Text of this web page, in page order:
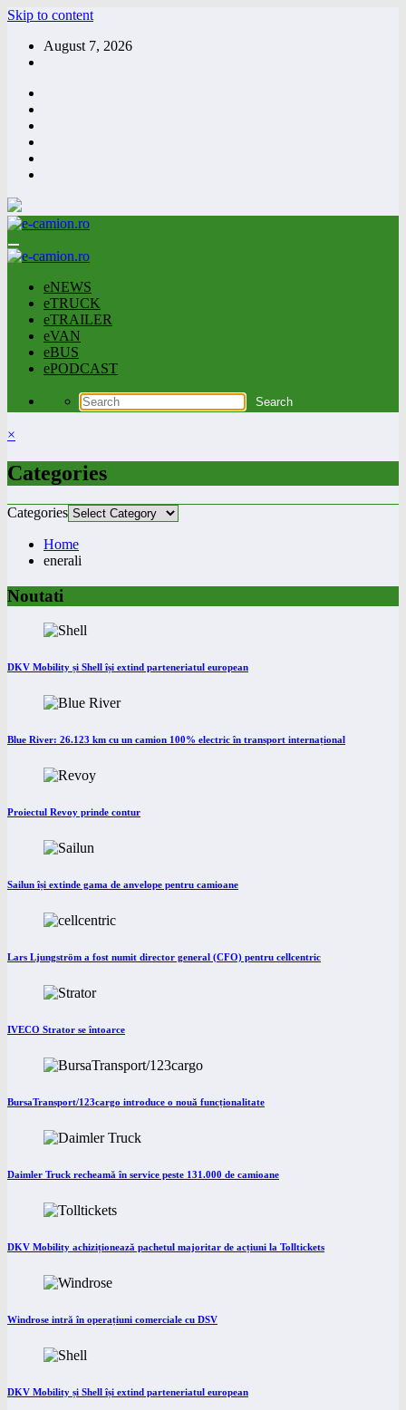
Skip to content
August 7, 2026
eNEWS
eTRUCK
eTRAILER
eVAN
eBUS
ePODCAST
×
Categories
Categories
Home
enerali
Noutati
DKV Mobility și Shell își extind parteneriatul european
Blue River: 26.123 km cu un camion 100% electric în transport internațional
Proiectul Revoy prinde contur
Sailun își extinde gama de anvelope pentru camioane
Lars Ljungström a fost numit director general (CFO) pentru cellcentric
IVECO Strator se întoarce
BursaTransport/123cargo introduce o nouă funcționalitate
Daimler Truck recheamă în service peste 131.000 de camioane
DKV Mobility achiziționează pachetul majoritar de acțiuni la Tolltickets
Windrose intră în operațiuni comerciale cu DSV
DKV Mobility și Shell își extind parteneriatul european